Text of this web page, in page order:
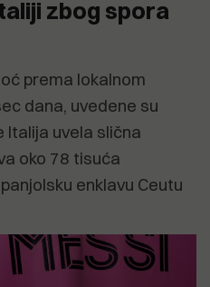
zbog spora
prema lokalnom
dana, uvedene su
Italija uvela slična
oko 78 tisuća
enklavu Ceutu